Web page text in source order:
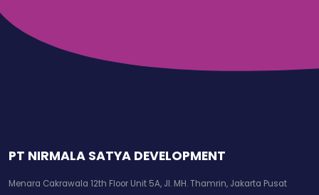
PT NIRMALA SATYA DEVELOPMENT
Menara Cakrawala 12th Floor Unit 5A, Jl. MH. Thamrin, Jakarta Pusat